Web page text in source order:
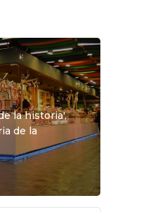
la historia',
de la